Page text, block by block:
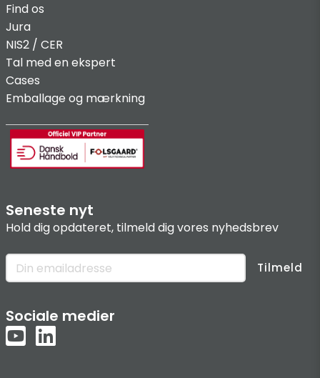
Find os
Jura
NIS2 / CER
Tal med en ekspert
Cases
Emballage og mærkning
Seneste nyt
Hold dig opdateret, tilmeld dig vores nyhedsbrev
Tilmeld
Sociale medier